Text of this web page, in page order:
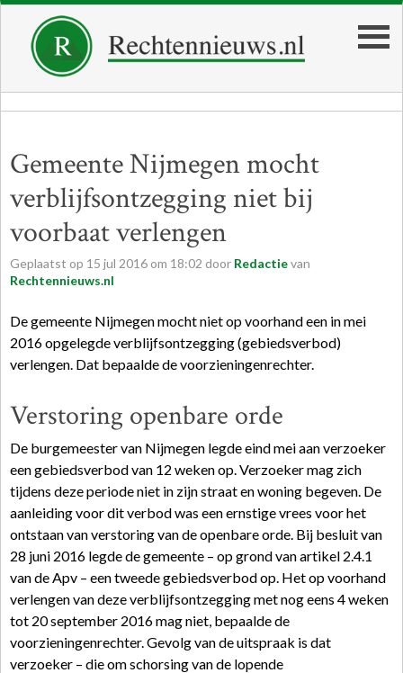
Gemeente Nijmegen mocht
verblijfsontzegging niet bij
voorbaat verlengen
Geplaatst op 15 jul 2016 om 18:02 door Redactievan
Rechtennieuws.nl
De gemeente Nijmegen mocht niet op voorhand een in mei
2016 opgelegde verblijfsontzegging (gebiedsverbod)
verlengen. Dat bepaalde de voorzieningenrechter.
Verstoring openbare orde
De burgemeester van Nijmegen legde eind mei aanverzoeker
een gebiedsverbod van 12 weken op. Verzoeker mag zich
tijdens deze periode niet in zijn straat en woning begeven. De
aanleiding voor dit verbod was een ernstige vrees voor het
ontstaan van verstoring van de openbare orde. Bij besluit van
28 juni 2016 legde de gemeente – op grond van artikel 2.4.1
van de Apv – een tweede gebiedsverbod op. Het op voorhand
verlengen van deze verblijfsontzegging met nog eens 4 weken
tot 20 september 2016 mag niet, bepaalde de
voorzieningenrechter. Gevolg van de uitspraak is dat
verzoeker – die om schorsing van de lopende